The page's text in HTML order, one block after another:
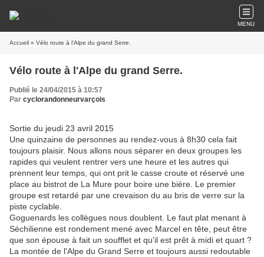
MENU
Accueil » Vélo route à l'Alpe du grand Serre.
Vélo route à l'Alpe du grand Serre.
Publié le 24/04/2015 à 10:57
Par cyclorandonneurvarçois
Sortie du jeudi 23 avril 2015
Une quinzaine de personnes au rendez-vous à 8h30 cela fait
toujours plaisir. Nous allons nous séparer en deux groupes les
rapides qui veulent rentrer vers une heure et les autres qui
prennent leur temps, qui ont prit le casse croute et réservé une
place au bistrot de La Mure pour boire une bière. Le premier
groupe est retardé par une crevaison du au bris de verre sur la
piste cyclable.
Goguenards les collègues nous doublent. Le faut plat menant à
Séchilienne est rondement mené avec Marcel en tête, peut être
que son épouse à fait un soufflet et qu'il est prêt à midi et quart ?
La montée de l'Alpe du Grand Serre et toujours aussi redoutable